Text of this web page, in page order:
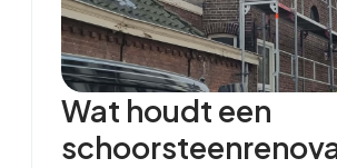
Wat houdt een